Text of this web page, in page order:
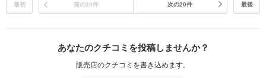
最初 前の20件 次の20件 最後
あなたのクチコミを投稿しませんか？
販売店のクチコミを書き込めます。